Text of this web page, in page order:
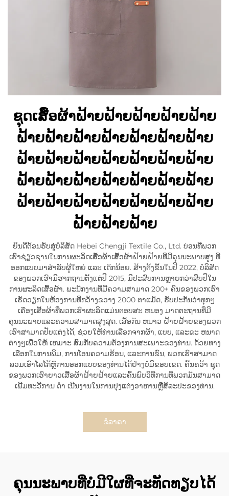
ຊຸດເສື້ອຜ້າຝ້າຍຝ້າຍຝ້າຍຝ້າຍຝ້າຍ
ຝ້າຍຝ້າຍຝ້າຍຝ້າຍຝ້າຍຝ້າຍຝ້າຍ
ຝ້າຍຝ້າຍຝ້າຍຝ້າຍຝ້າຍຝ້າຍຝ້າຍ
ຝ້າຍຝ້າຍຝ້າຍຝ້າຍຝ້າຍຝ້າຍຝ້າຍ
ຝ້າຍຝ້າຍຝ້າຍຝ້າຍຝ້າຍຝ້າຍຝ້າຍ
ຝ້າຍຝ້າຍຝ້າຍ
ຍິນດີຕ້ອນຮັບສູ່ບໍລິສັດ Hebei Chengji Textile Co., Ltd. ບ່ອນທີ່ພວກ
ເຮົາຊ່ຽວຊານໃນການຜະລິດເສື້ອຜ້າເສື້ອຜ້າຝ້າຍຝ້າຍທີ່ມີຄຸນນະພາບສູງ ທີ່
ອອກແບບມາສໍາລັບຜູ້ໃຫຍ່ ແລະ ເດັກນ້ອຍ. ສ້າງຕັ້ງຂຶ້ນໃນປີ 2022, ບໍລິສັດ
ຂອງພວກເຮົາມີຮາກຖານຕັ້ງແຕ່ປີ 2015, ມີປະສົບການຫຼາຍກວ່າສິບປີໃນ
ການຜະລິດເສື້ອຜ້າ. ພະນັກງານທີ່ມີຄວາມສາມາດ 200+ ຄົນຂອງພວກເຮົາ
ເຮັດວຽກໃນຫ້ອງການທີ່ກວ້າງຂວາງ 2000 ຕາແມັດ, ຮັບປະກັນວ່າທຸກໆ
ເຄື່ອງເສື້ອຜ້າທີ່ພວກເຮົາຜະລິດແມ່ນຕອບສະ ຫນອງ ມາດຕະຖານທີ່ມີ
ຄຸນນະພາບແລະຄວາມສາມາດສູງສຸດ. ເສື້ອກັນ ຫນາວ ຝ້າຍຝ້າຍຂອງພວກ
ເຮົາສາມາດປັບແຕ່ງໄດ້, ຊ່ວຍໃຫ້ທ່ານເລືອກຈາກຜ້າ, ແບບ, ແລະຂະ ຫນາດ
ຕ່າງໆເພື່ອໃຫ້ ເຫມາະ ສົມກັບຄວາມຕ້ອງການສະເພາະຂອງທ່ານ. ດ້ວຍທາງ
ເລືອກໃນການພິມ, ການໂອນຄວາມຮ້ອນ, ແລະການຂົນ, ພວກເຮົາສາມາດ
ລວມເອົາໂລໂກ້ຫຼືການອອກແບບຂອງທ່ານໄດ້ຢ່າງບໍ່ມີຂອບເຂດ. ຄົ້ນຄວ້າ ຊຸດ
ຂອງພວກເຮົາຍາວເສື້ອຜ້າຝ້າຍຝ້າຍແລະຄົ້ນພົບວິທີການທີ່ພວກມັນສາມາດ
ເພີ່ມທະວີການ ດໍາ ເນີນງານໃນການປຸງແຕ່ງອາຫານຫຼືສິລະປະຂອງທ່ານ.
ຂໍລາຄາ
ຄຸນນະພາບທີ່ບໍ່ມີໃຜທີ່ຈະທັດທຽບໄດ້